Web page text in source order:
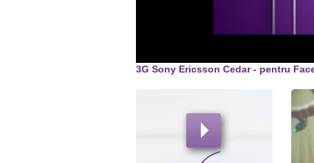
3G Sony Ericsson Cedar - pentru